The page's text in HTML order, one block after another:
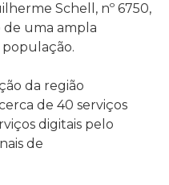
Schell, nº 6750,
de uma ampla
da região
de 40 serviços
digitais pelo
de